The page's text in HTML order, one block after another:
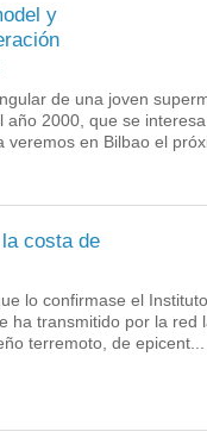
y
de una joven
año 2000, que se
veremos en Bilbao el
costa de
lo confirmase el
ha transmitido por la red
terremoto, de epicent...